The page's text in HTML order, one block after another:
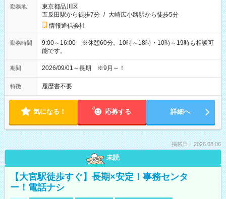
勤務地
東京都品川区
五反田駅から徒歩7分 / 大崎広小路駅から徒歩5分
情報通信会社
勤務時間
9:00～16:00 ※休憩60分。10時～18時・10時～19時も相談可
能です。
期間 2026/09/01～長期 ※9月～！
特徴 履歴書不要
気になる！ 応募する 詳細へ
掲載日：2026.08.06
未読
【大宮駅徒歩すぐ】長期×安定！事務センタ
ー！電話ナシ